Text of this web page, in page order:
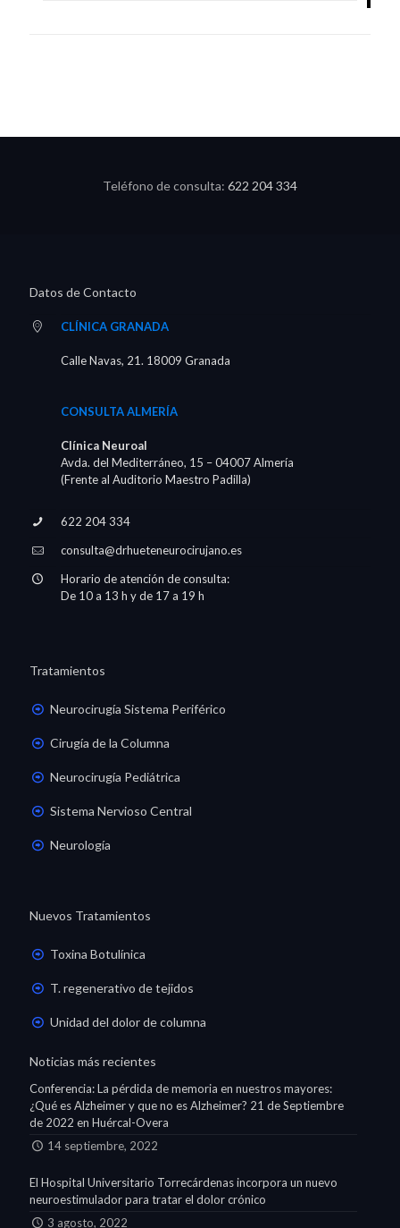
Teléfono de consulta: 622 204 334
Datos de Contacto
CLÍNICA GRANADA
Calle Navas, 21. 18009 Granada
CONSULTA ALMERÍA
Clínica Neuroal
Avda. del Mediterráneo, 15 – 04007 Almería
(Frente al Auditorio Maestro Padilla)
622 204 334
consulta@drhueteneurocirujano.es
Horario de atención de consulta:
De 10 a 13 h y de 17 a 19 h
Tratamientos
Neurocirugía Sistema Periférico
Cirugía de la Columna
Neurocirugía Pediátrica
Sistema Nervioso Central
Neurología
Nuevos Tratamientos
Toxina Botulínica
T. regenerativo de tejidos
Unidad del dolor de columna
Noticias más recientes
Conferencia: La pérdida de memoria en nuestros mayores:
¿Qué es Alzheimer y que no es Alzheimer? 21 de Septiembre
de 2022 en Huércal-Overa
14 septiembre, 2022
El Hospital Universitario Torrecárdenas incorpora un nuevo
neuroestimulador para tratar el dolor crónico
3 agosto, 2022